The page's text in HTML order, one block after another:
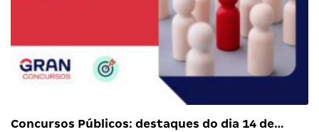
Concursos Públicos: destaques do dia 14 de…